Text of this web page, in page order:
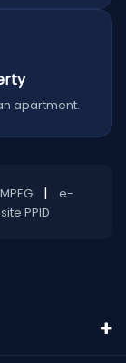
apartment.
|
e-
PPID